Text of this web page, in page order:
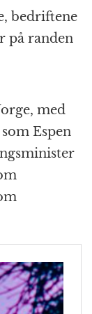
bedriftene
på randen
med
Espen